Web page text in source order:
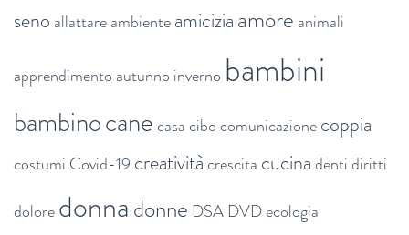
seno allattareambienteamiciziaamore animali
apprendimento autunno inverno bambini
bambinocanecasacibocomunicazionecoppia
costumi Covid-19 creativitàcrescita cucinadentidiritti
doloredonnadonne DSA DVDecologia